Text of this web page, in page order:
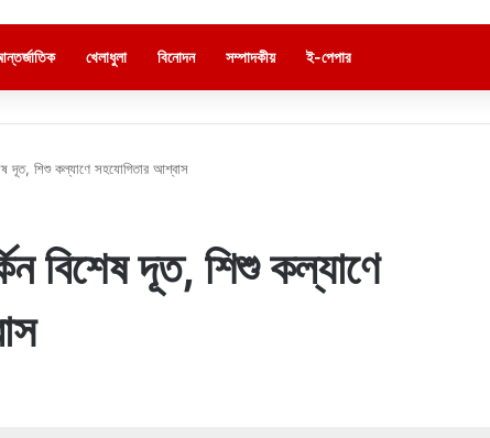
খেলাধুলা বিনোদন সম্পাদকীয় ই-পেপার
দূত, শিশু কল্যাণে সহযোগিতার আশ্বাস
বিশেষ দূত, শিশু কল্যাণে